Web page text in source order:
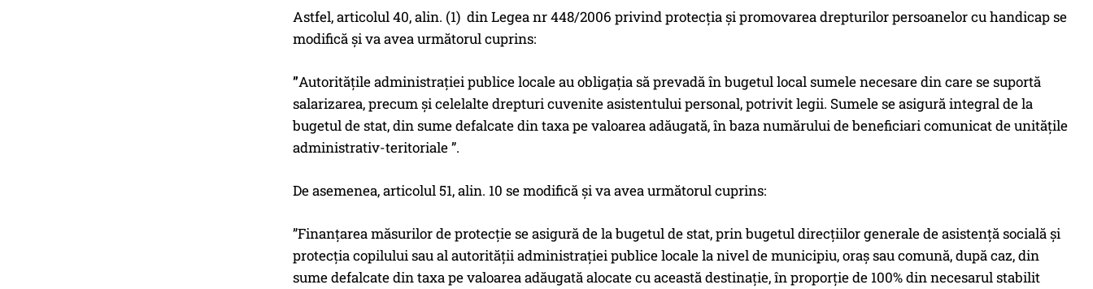
Astfel, articolul 40, alin. (1) din Legea nr 448/2006 privind protecția și promovarea drepturilor persoanelor cu handicap se
modifică și va avea următorul cuprins:
”Autorităţile administraţiei publice locale au obligaţia să prevadă în bugetul local sumele necesare din care se suportă
salarizarea, precum şi celelalte drepturi cuvenite asistentului personal, potrivit legii. Sumele se asigură integral de la
bugetul de stat, din sume defalcate din taxa pe valoarea adăugată, în baza numărului de beneficiari comunicat de unităţile
administrativ-teritoriale ”.
De asemenea, articolul 51, alin. 10 se modifică și va avea următorul cuprins:
”Finanţarea măsurilor de protecţie se asigură de la bugetul de stat, prin bugetul direcţiilor generale de asistenţă socială şi
protecţia copilului sau al autorităţii administraţiei publice locale la nivel de municipiu, oraş sau comună, după caz, din
sume defalcate din taxa pe valoarea adăugată alocate cu această destinaţie, în proporţie de 100% din necesarul stabilit